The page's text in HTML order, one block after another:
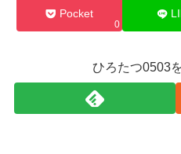
Pocket
0
ひろたつ0503